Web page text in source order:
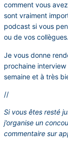
comment vous
sont vraiment
podcast si vous
ou de vos collègues.
Je vous donne
prochaine interview
semaine et à très
//
Si vous êtes resté
j’organise un
commentaire sur